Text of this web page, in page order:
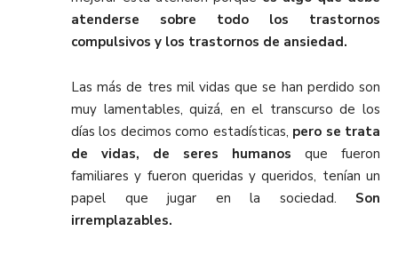
atenderse sobre todo los trastornos
compulsivos y los trastornos de ansiedad.
Las más de tres mil vidas que se han perdido son
muy lamentables, quizá, en el transcurso de los
días los decimos como estadísticas, pero se trata
de vidas, de seres humanos que fueron
familiares y fueron queridas y queridos, tenían un
papel que jugar en la sociedad. Son
irremplazables.